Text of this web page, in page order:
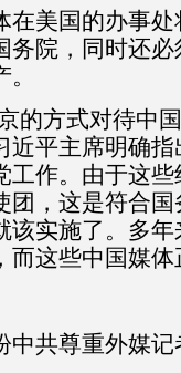
在美国的办事
务院，同时还
的方式对待中
近平主席明确
工作。由于这
团，这是符合
该实施了。多
而这些中国媒
中共尊重外媒记